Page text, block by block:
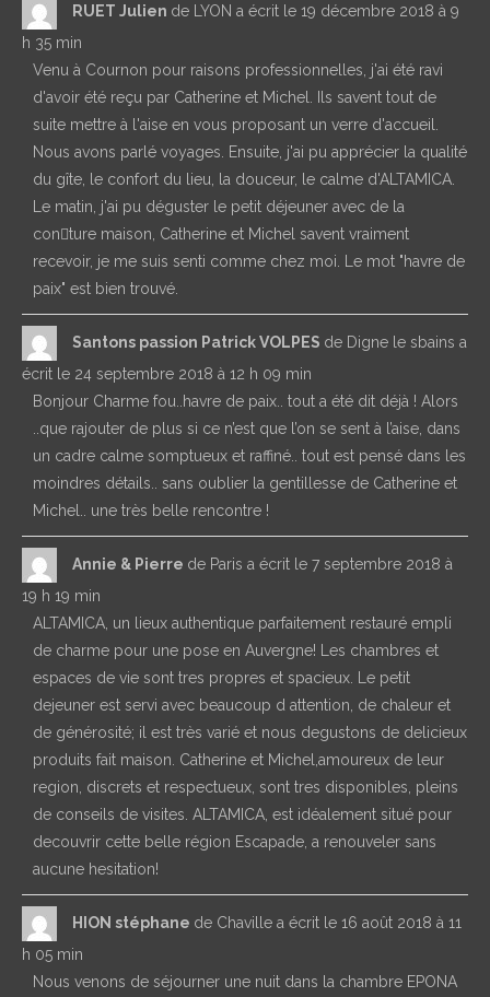
RUET Julien de LYON a écrit le 19 décembre 2018 à 9
h 35 min
Venu à Cournon pour raisons professionnelles, j'ai été ravi
d'avoir été reçu par Catherine et Michel. Ils savent tout de
suite mettre à l'aise en vous proposant un verre d'accueil.
Nous avons parlé voyages. Ensuite, j'ai pu apprécier la qualité
du gîte, le confort du lieu, la douceur, le calme d'ALTAMICA.
Le matin, j'ai pu déguster le petit déjeuner avec de la
con􀃚ture maison, Catherine et Michel savent vraiment
recevoir, je me suis senti comme chez moi. Le mot "havre de
paix" est bien trouvé.
Santons passion Patrick VOLPES de Digne le sbains a
écrit le 24 septembre 2018 à 12 h 09 min
Bonjour Charme fou..havre de paix.. tout a été dit déjà ! Alors
..que rajouter de plus si ce n’est que l’on se sent à l’aise, dans
un cadre calme somptueux et raffiné.. tout est pensé dans les
moindres détails.. sans oublier la gentillesse de Catherine et
Michel.. une très belle rencontre !
Annie & Pierre de Paris a écrit le 7 septembre 2018 à
19 h 19 min
ALTAMICA, un lieux authentique parfaitement restauré empli
de charme pour une pose en Auvergne! Les chambres et
espaces de vie sont tres propres et spacieux. Le petit
dejeuner est servi avec beaucoup d attention, de chaleur et
de générosité; il est très varié et nous degustons de delicieux
produits fait maison. Catherine et Michel,amoureux de leur
region, discrets et respectueux, sont tres disponibles, pleins
de conseils de visites. ALTAMICA, est idéalement situé pour
decouvrir cette belle région Escapade, a renouveler sans
aucune hesitation!
HION stéphane de Chaville a écrit le 16 août 2018 à 11
h 05 min
Nous venons de séjourner une nuit dans la chambre EPONA